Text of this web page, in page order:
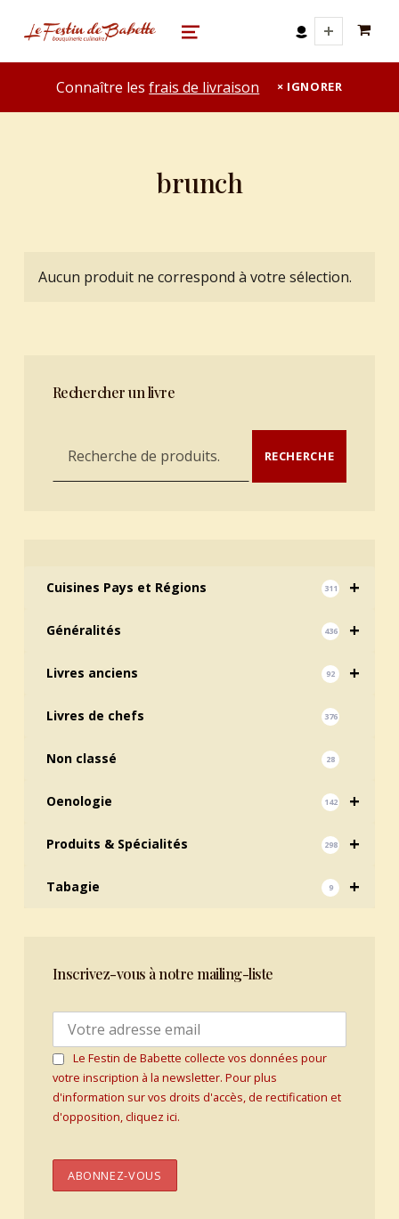
le festin de babette
"LE FESTIN DE BABETTE" – BOUQUINERIE GASTRONOMIQUE MENU
Connaître lesfrais de livraison IGNORER
brunch
Aucun produit ne correspond à votre sélection.
Rechercher un livre
Recherche pour : RECHERCHE
+
Cuisines Pays et Régions 311
+
Généralités 436
+
Livres anciens 92
Livres de chefs 376
Non classé 28
+
Oenologie 142
+
Produits & Spécialités 298
+
Tabagie 9
Inscrivez-vous à notre mailing-liste
Le Festin de Babette collecte vos données pour
votre inscription à la newsletter. Pour plus
d'information sur vos droits d'accès, de rectification et
d'opposition, cliquez ici.